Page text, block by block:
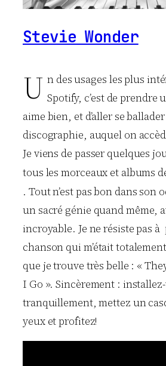
Stevie Wonder
U n des usages les plus
Spotify, c’est de prendre
aime bien, et d’aller se
discographie, auquel on
Je viens de passer quelques
tous les morceaux et albums
. Tout n’est pas bon dans son
un sacré génie quand même,
incroyable. Je ne résiste pas
chanson qui m’était
que je trouve très belle : «
I Go ». Sincèrement :
tranquillement, mettez un
yeux et profitez!